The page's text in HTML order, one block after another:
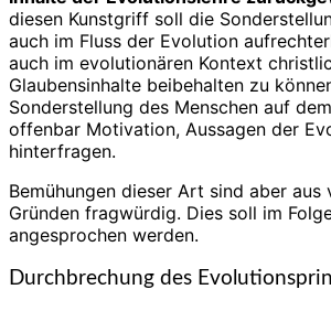
diesen Kunstgriff soll die
auch im Fluss der Evolution
auch im evolutionären Kontext
Glaubensinhalte beibehalten zu
Sonderstellung des Menschen auf
offenbar Motivation, Aussagen der
hinterfragen.
Bemühungen dieser Art sind aber aus
Gründen fragwürdig. Dies soll im
angesprochen werden.
Durchbrechung des